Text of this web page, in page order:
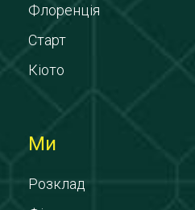
Флоренція
Старт
Кіото
Ми
Розклад